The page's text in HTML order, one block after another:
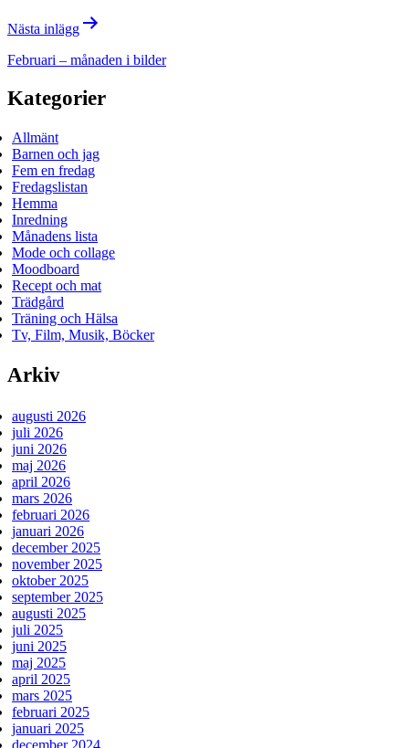
Nästa inlägg
Februari – månaden i bilder
Kategorier
Allmänt
Barnen och jag
Fem en fredag
Fredagslistan
Hemma
Inredning
Månadens lista
Mode och collage
Moodboard
Recept och mat
Trädgård
Träning och Hälsa
Tv, Film, Musik, Böcker
Arkiv
augusti 2026
juli 2026
juni 2026
maj 2026
april 2026
mars 2026
februari 2026
januari 2026
december 2025
november 2025
oktober 2025
september 2025
augusti 2025
juli 2025
juni 2025
maj 2025
april 2025
mars 2025
februari 2025
januari 2025
december 2024